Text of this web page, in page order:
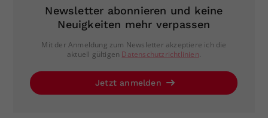
Newsletter abonnieren und keine
Neuigkeiten mehr verpassen
Mit der Anmeldung zum Newsletter akzeptiere ich die
aktuell gültigen Datenschutzrichtlinien.
Jetzt anmelden